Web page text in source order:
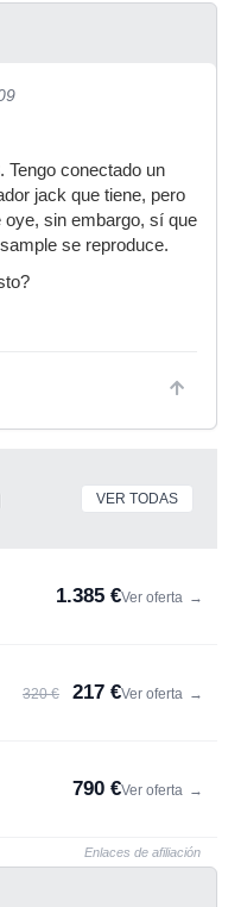
Tengo conectado un
jack que tiene, pero
sin embargo, sí que
se reproduce.
VER TODAS
1.385 €Ver oferta →
320 € 217 €Ver oferta →
790 €Ver oferta →
Enlaces de afiliación